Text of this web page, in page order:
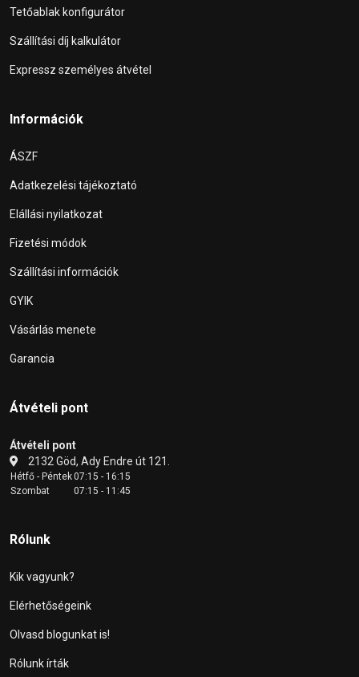
Tetőablak konfigurátor
Szállítási díj kalkulátor
Expressz személyes átvétel
Információk
ÁSZF
Adatkezelési tájékoztató
Elállási nyilatkozat
Fizetési módok
Szállítási információk
GYIK
Vásárlás menete
Garancia
Átvételi pont
Átvételi pont
2132 Göd, Ady Endre út 121.
Hétfő - Péntek07:15 - 16:15
Szombat
07:15 - 11:45
Rólunk
Kik vagyunk?
Elérhetőségeink
Olvasd blogunkat is!
Rólunk írták